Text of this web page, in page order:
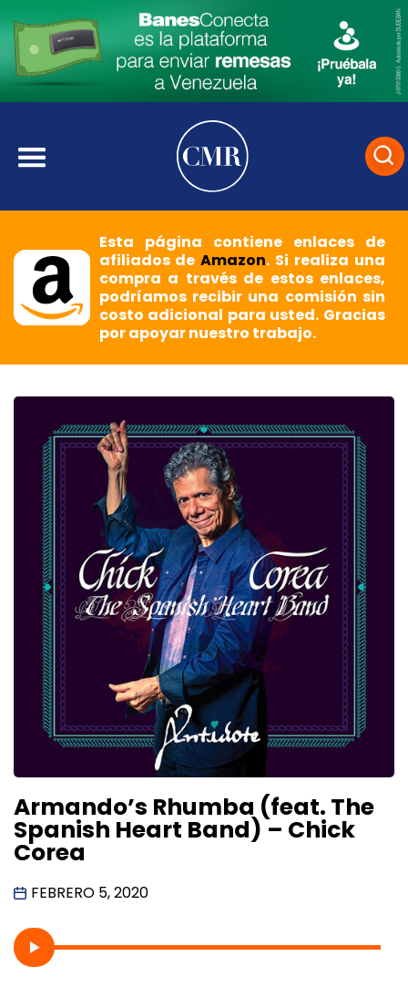
Esta página contiene enlaces de
afiliados deAmazon. Si realiza una
compra a través de estos enlaces,
podríamos recibir una comisión sin
costo adicional para usted. Gracias
por apoyar nuestro trabajo.
Armando’s Rhumba (feat. The
Spanish Heart Band) – Chick
Corea
FEBRERO 5, 2020